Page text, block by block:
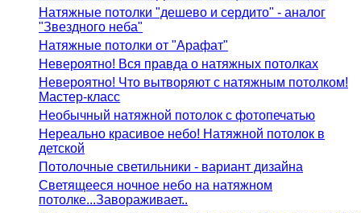
Натяжные потолки "дешево и сердито" - аналог
"Звездного неба"
Натяжные потолки от "Арафат"
Невероятно! Вся правда о натяжных потолках
Невероятно! Что вытворяют с натяжным потолком!
Мастер-класс
Необычный натяжной потолок с фотопечатью
Нереально красивое небо! Натяжной потолок в
детской
Потолочные светильники - вариант дизайна
Светящееся ночное небо на натяжном
потолке...Завораживает..